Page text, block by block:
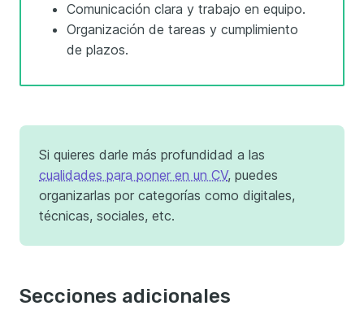
Comunicación clara y trabajo en equipo.
Organización de tareas y cumplimiento
de plazos.
Si quieres darle más profundidad a las
cualidades para poner en un CV, puedes
organizarlas por categorías como digitales,
técnicas, sociales, etc.
Secciones adicionales